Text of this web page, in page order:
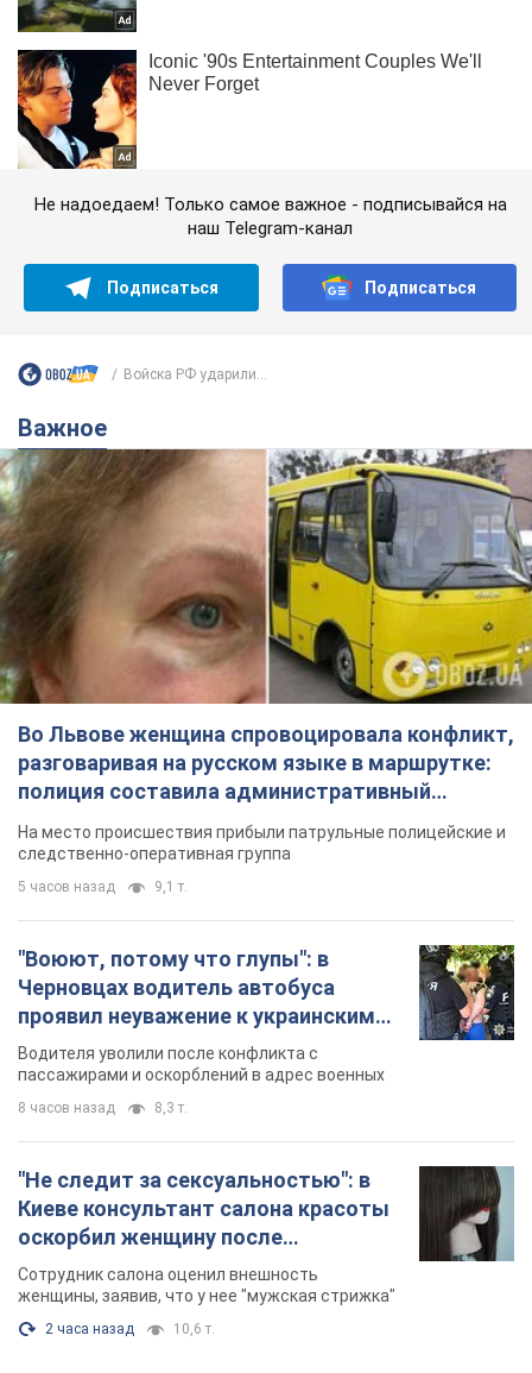
Не надоедаем! Только самое важное - подписывайся на
наш Telegram-канал
Подписаться Подписаться
Войска РФ ударили...
Важное
Во Львове женщина спровоцировала конфликт,
разговаривая на русском языке в маршрутке:
полиция составила административный
протокол. Видео
На место происшествия прибыли патрульные полицейские и
следственно-оперативная группа
5 часов назад 9,1 т.
"Воюют, потому что глупы": в
Черновцах водитель автобуса
проявил неуважение к украинским
военным и поплатился за это.
Видео
Водителя уволили после конфликта с
пассажирами и оскорблений в адрес военных
8 часов назад 8,3 т.
"Не следит за сексуальностью": в
Киеве консультант салона красоты
оскорбил женщину после
химиотерапии, разгорелся скандал.
Фото
Сотрудник салона оценил внешность
женщины, заявив, что у нее "мужская стрижка"
2 часа назад 10,6 т.